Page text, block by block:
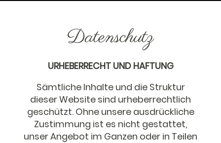
Datenschutz
URHEBERRECHT UND HAFTUNG
Sämtliche Inhalte und die Struktur
dieser Website sind urheberrechtlich
geschützt. Ohne unsere ausdrückliche
Zustimmung ist es nicht gestattet,
unser Angebot im Ganzen oder in Teilen